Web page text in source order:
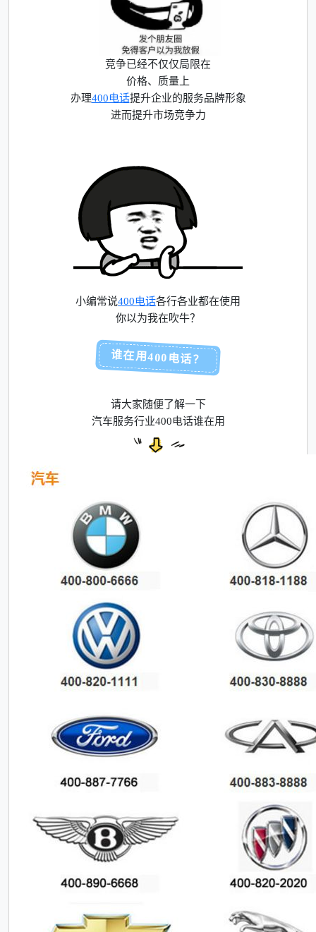
竞争已经不仅仅局限在
价格、质量上
办理400电话提升企业的服务品牌形象
进而提升市场竞争力
小编常说400电话各行各业都在使用
你以为我在吹牛？
谁在用400电话？
请大家随便了解一下
汽车服务行业400电话谁在用